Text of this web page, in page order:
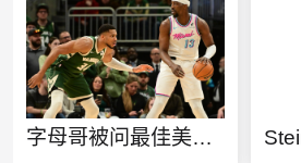
字母哥被问最佳美国大个子：我现在就告诉你 是阿德巴约